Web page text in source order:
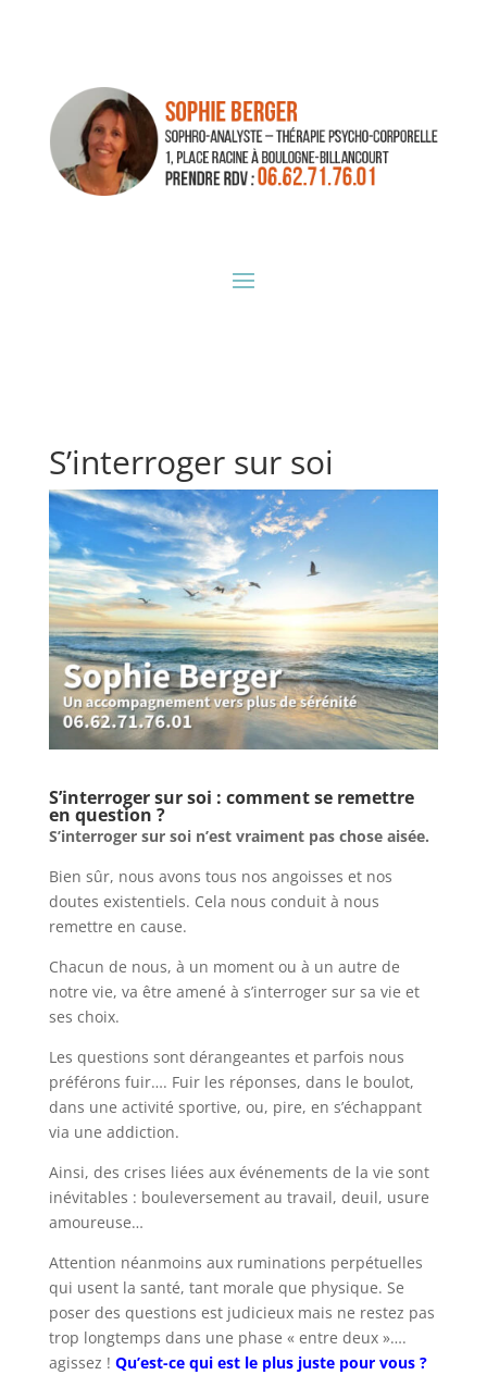
S’interroger sur soi
S’interroger sur soi : comment se remettre
en question ?
S’interroger sur soi n’est vraiment pas chose aisée.
Bien sûr, nous avons tous nos angoisses et nos
doutes existentiels. Cela nous conduit à nous
remettre en cause.
Chacun de nous, à un moment ou à un autre de
notre vie, va être amené à s’interroger sur sa vie et
ses choix.
Les questions sont dérangeantes et parfois nous
préférons fuir…. Fuir les réponses, dans le boulot,
dans une activité sportive, ou, pire, en s’échappant
via une addiction.
Ainsi, des crises liées aux événements de la vie sont
inévitables : bouleversement au travail, deuil, usure
amoureuse…
Attention néanmoins aux ruminations perpétuelles
qui usent la santé, tant morale que physique. Se
poser des questions est judicieux mais ne restez pas
trop longtemps dans une phase « entre deux »….
agissez ! Qu’est-ce qui est le plus juste pour vous ?